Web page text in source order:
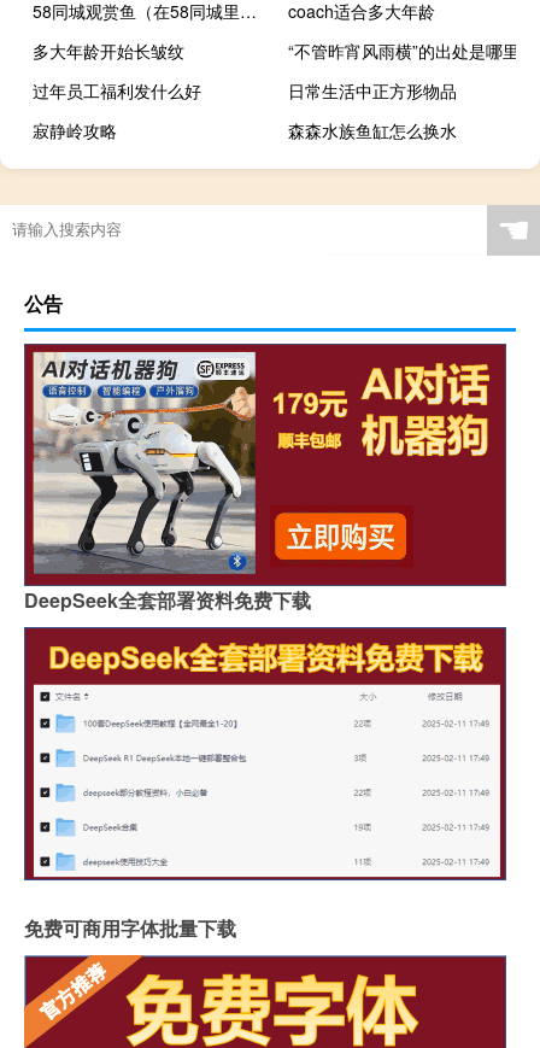
58同城观赏鱼（在58同城里在线购买观赏鱼靠谱吗？）
coach适合多大年龄
多大年龄开始长皱纹
“不管昨宵风雨横”的出处是哪里
过年员工福利发什么好
日常生活中正方形物品
寂静岭攻略
森森水族鱼缸怎么换水
过年期间去哪里旅游便宜
做好碳达峰碳中和工作是什么意思
哪有卖观赏鱼
☚
公告
DeepSeek全套部署资料免费下载
免费可商用字体批量下载